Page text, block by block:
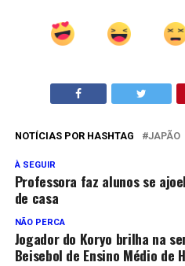
NOTÍCIAS POR HASHTAG JAPÃO
À SEGUIR
Professora faz alunos se
de casa
NÃO PERCA
Jogador do Koryo brilha na
Beisebol de Ensino Médio de